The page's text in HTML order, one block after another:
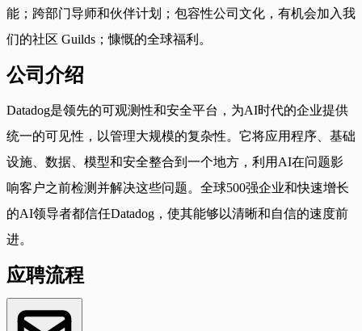
能；跨部门导师和伙伴计划；包容性公司文化，有机会加入我
们的社区 Guilds；慷慨的全球福利。
公司介绍
Datadog是领先的可观测性和安全平台，为AI时代的企业提供
统一的可见性，以管理大规模的复杂性。它将应用程序、基础
设施、数据、模型和安全整合到一个地方，利用AI在问题影
响客户之前检测并解决这些问题。全球500强企业和快速增长
的AI领导者都信任Datadog，使其能够以清晰和自信的速度前
进。
应聘流程